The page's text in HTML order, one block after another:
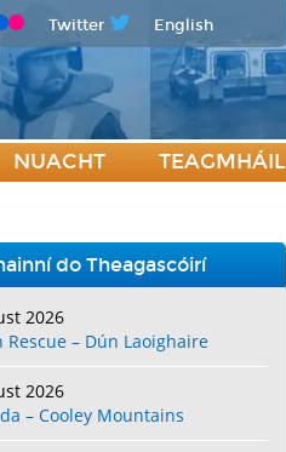
Twitter English
NUACHT TEAGMHÁIL
do Theagascóirí
2026
Rescue – Dún Laoighaire
2026
– Cooley Mountains